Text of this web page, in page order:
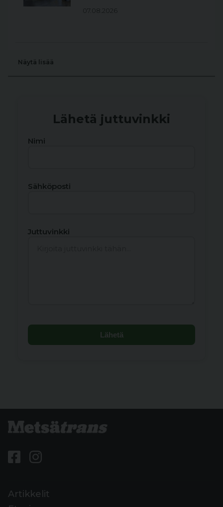
07.08.2026
Näytä lisää
Lähetä juttuvinkki
Nimi
Sähköposti
Juttuvinkki
Lähetä
Artikkelit